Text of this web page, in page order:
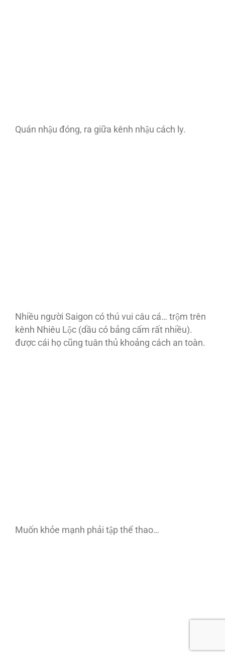
Quán nhậu đóng, ra giữa kênh nhậu cách ly.
Nhiều người Saigon có thú vui câu cá… trộm trên
kênh Nhiêu Lộc (dầu có bảng cấm rất nhiều).
được cái họ cũng tuân thủ khoảng cách an toàn.
Muốn khỏe mạnh phải tập thể thao…